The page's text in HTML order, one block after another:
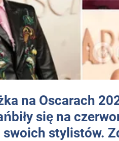
na Oscarach
się na
swoich stylistów.